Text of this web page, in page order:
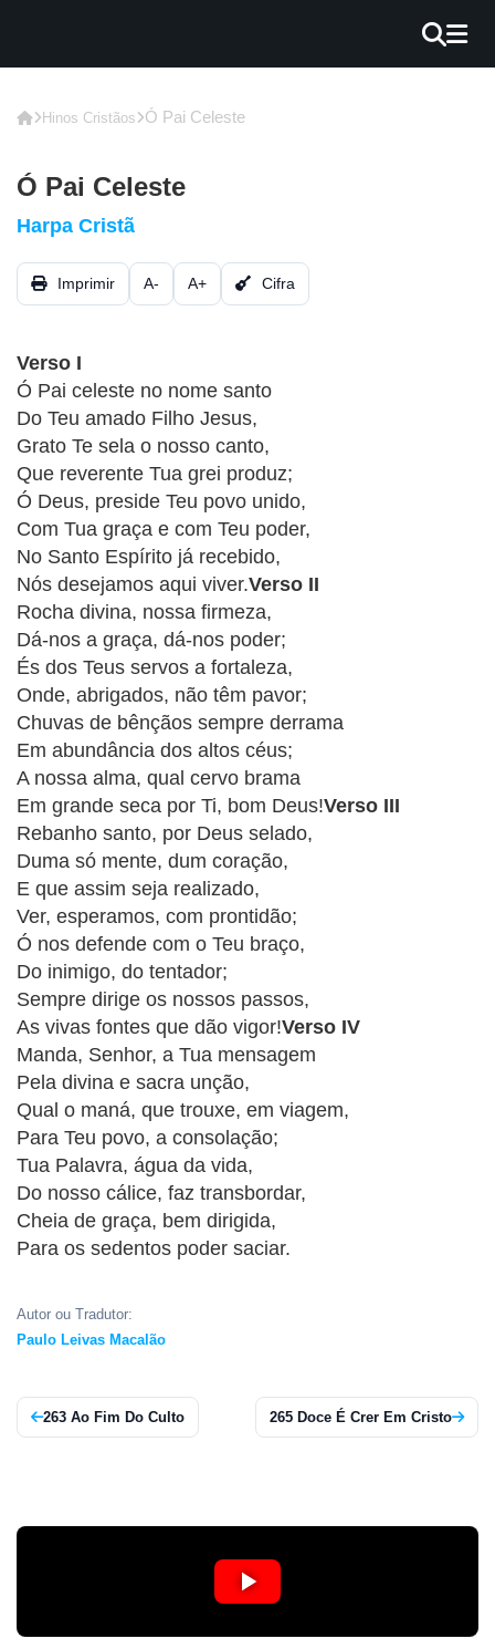
GRÁTIS
GUITAR
CIFRA
VÍDEO
HINOS
CRISTÃOS
TEORIA
MUSICAL
MINI
DOC
REVIEW
PLAYBACK
AUTORES
DA
HARPA
LISTAS
APP
WINDOWS
Hinos Cristãos Ó Pai Celeste
Ó Pai Celeste
Harpa Cristã
Imprimir A- A+ Cifra
Verso I
Ó Pai celeste no nome santo
Do Teu amado Filho Jesus,
Grato Te sela o nosso canto,
Que reverente Tua grei produz;
Ó Deus, preside Teu povo unido,
Com Tua graça e com Teu poder,
No Santo Espírito já recebido,
Nós desejamos aqui viver.Verso II
Rocha divina, nossa firmeza,
Dá-nos a graça, dá-nos poder;
És dos Teus servos a fortaleza,
Onde, abrigados, não têm pavor;
Chuvas de bênçãos sempre derrama
Em abundância dos altos céus;
A nossa alma, qual cervo brama
Em grande seca por Ti, bom Deus!Verso III
Rebanho santo, por Deus selado,
Duma só mente, dum coração,
E que assim seja realizado,
Ver, esperamos, com prontidão;
Ó nos defende com o Teu braço,
Do inimigo, do tentador;
Sempre dirige os nossos passos,
As vivas fontes que dão vigor!Verso IV
Manda, Senhor, a Tua mensagem
Pela divina e sacra unção,
Qual o maná, que trouxe, em viagem,
Para Teu povo, a consolação;
Tua Palavra, água da vida,
Do nosso cálice, faz transbordar,
Cheia de graça, bem dirigida,
Para os sedentos poder saciar.
Autor ou Tradutor:
Paulo Leivas Macalão
263 Ao Fim Do Culto 265 Doce É Crer Em Cristo